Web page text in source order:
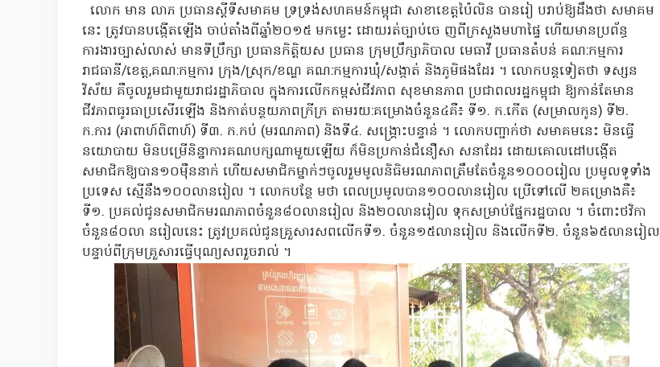
លោក មាន លាភ ប្រធានស្តីទីសមាគម ទ្រទ្រង់សហគមន៍កម្ពុជា សាខាខេត្តប៉ៃលិន បានរៀ បរាប់ឱ្យដឹងថា សមាគម
នេះ ត្រូវបានបង្កើតឡើង ចាប់តាំងពីឆ្នាំ២០១៥ មកម្លេះ ដោយរត់ច្បាប់ចេ ញពីក្រសួងមហាផ្ទៃ ហើយមានប្រព័ន្ធ
ការងារច្បាស់លាស់ មានទីប្រឹក្សា ប្រធានកិត្តិយស ប្រធាន ក្រុមប្រឹក្សាភិបាល មេធាវី ប្រធានតំបន់ គណ:កម្មការ
រាជធានី/ខេត្ត,គណ:កម្មការ ក្រុង/ស្រុក/ខណ្ឌ គណ:កម្មការឃុំ/សង្កាត់ និងភូមិផងដែរ ។ លោកបន្តទៀតថា ទស្សន
វិស័យ គឺចូលរួមជាមួយរាជរដ្ឋាភិបាល ក្នុងការលើកកម្ពស់ជីវភាព សុខមានភាព ប្រជាពលរដ្ឋកម្ពុជា ឱ្យកាន់តែមាន
ជីវភាពធូរធាប្រសើរឡើង និងកាត់បន្ថយភាពក្រីក្រ តាមរយ:គម្រោងចំនួន៤គឺ៖ ទី១. ក.កើត (សម្រាលកូន) ទី២.
ក.ការ (អាពាហ៍ពិពាហ៍) ទី៣. ក.កប់ (មរណភាព) និងទី៤. សង្រ្គោះបន្ទាន់ ។ លោកបញ្ជាក់ថា សមាគមនេះ មិនធ្វើ
នយោបាយ មិនបម្រើនិន្នាការគណបក្សណាមួយឡើយ ក៏មិនប្រកាន់ជំនឿសា សនាដែរ ដោយគោលដៅបង្កើត
សមាជិកឱ្យបាន១០ម៉ឺននាក់ ហើយសមាជិកម្នាក់ៗចូលរួមមូលនិធិមរណភាពត្រឹមតែចំនួន១០០០រៀល ប្រមូលទូទាំង
ប្រទេស ស្មើនឹង១០០លានរៀល ។ លោកបន្ថែ មថា ពេលប្រមូលបាន១០០លានរៀល ប្រើទៅលើ ២គម្រោងគឺ៖
ទី១. ប្រគល់ជូនសមាជិកមរណភាពចំនួន៨០លានរៀល និង២០លានរៀល ទុកសម្រាប់ផ្នែករដ្ឋបាល ។ ចំពោះថវិកា
ចំនួន៨០លា នរៀលនេះ ត្រូវប្រគល់ជូនគ្រួសារសពលើកទី១. ចំនួន១៥លានរៀល និងលើកទី២. ចំនួន៦៥លានរៀល
បន្ទាប់ពីក្រុមគ្រួសារធ្វើបុណ្យសពរួចរាល់ ។